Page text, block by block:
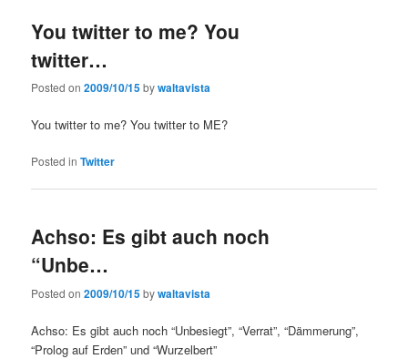
You twitter to me? You
twitter…
Posted on2009/10/15bywaltavista
You twitter to me? You twitter to ME?
Posted in Twitter
Achso: Es gibt auch noch
“Unbe…
Posted on2009/10/15bywaltavista
Achso: Es gibt auch noch “Unbesiegt”, “Verrat”, “Dämmerung”,
“Prolog auf Erden” und “Wurzelbert”